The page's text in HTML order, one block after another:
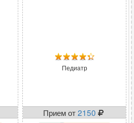
Педиатр
Прием от2150